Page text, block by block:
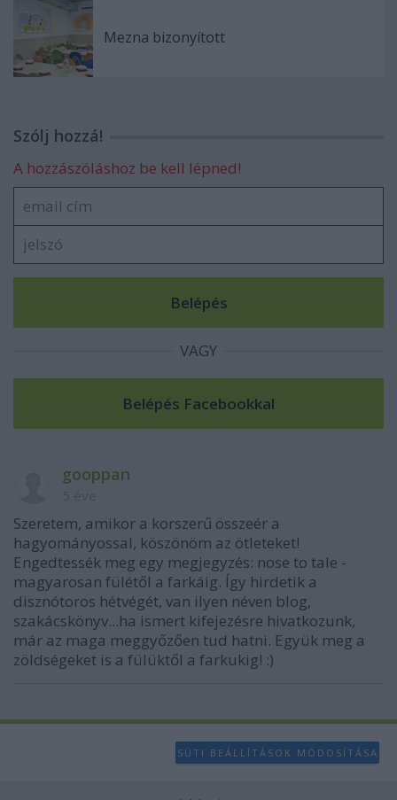
Mezna bizonyított
Szólj hozzá!
A hozzászóláshoz be kell lépned!
VAGY
gooppan
Szeretem, amikor a korszerű összeér a
hagyományossal, köszönöm az ötleteket!
Engedtessék meg egy megjegyzés: nose to tale -
magyarosan fülétől a farkáig. Így hirdetik a
disznótoros hétvégét, van ilyen néven blog,
szakácskönyv...ha ismert kifejezésre hivatkozunk,
már az maga meggyőzően tud hatni. Együk meg a
zöldségeket is a fülüktől a farkukig! :)
SÜTI BEÁLLÍTÁSOK MÓDOSÍTÁSA